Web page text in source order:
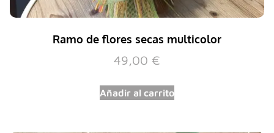
Ramo de flores secas multicolor
49,00 €
Añadir al carrito